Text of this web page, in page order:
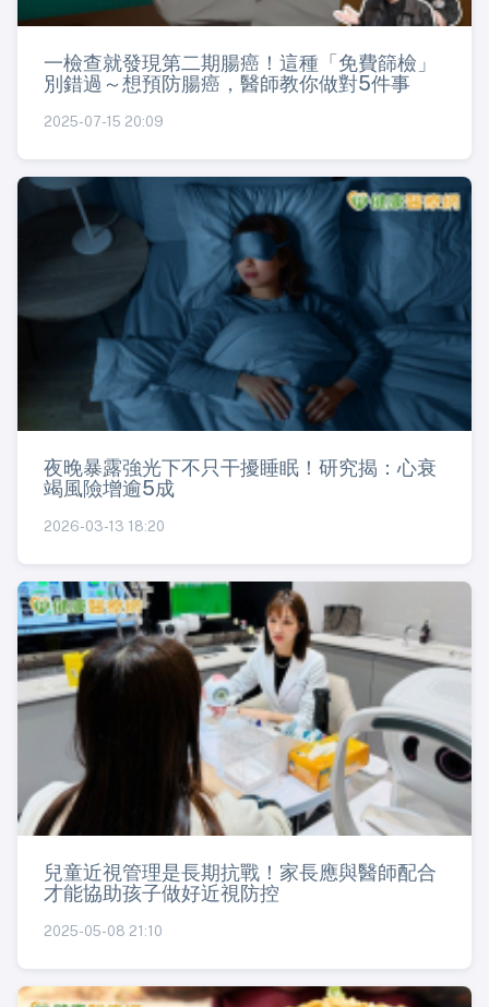
一檢查就發現第二期腸癌！這種「免費篩檢」
別錯過～想預防腸癌，醫師教你做對5件事
2025-07-15 20:09
夜晚暴露強光下不只干擾睡眠！研究揭：心衰
竭風險增逾5成
2026-03-13 18:20
兒童近視管理是長期抗戰！家長應與醫師配合
才能協助孩子做好近視防控
2025-05-08 21:10